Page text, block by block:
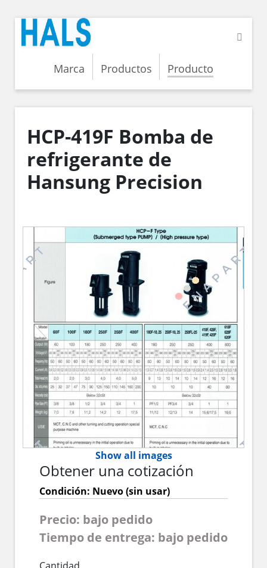
Marca Productos Producto
HCP-419F Bomba de
refrigerante de
Hansung Precision
Show all images
Obtener una cotización
Condición: Nuevo (sin usar)
Precio: bajo pedido
Tiempo de entrega: bajo pedido
Cantidad